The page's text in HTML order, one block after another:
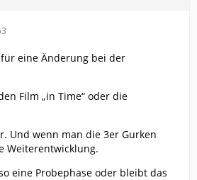
eine Änderung bei der
Film „in Time“ oder die
Und wenn man die 3er Gurken
Weiterentwicklung.
eine Probephase oder bleibt das